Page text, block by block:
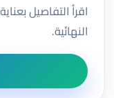
اقرأ التفاصيل
النهائية.